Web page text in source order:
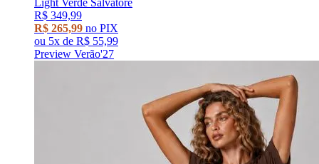
R$ 349,99
R$ 265,99 no PIX
ou 5x de R$ 55,99
Preview Verão'27